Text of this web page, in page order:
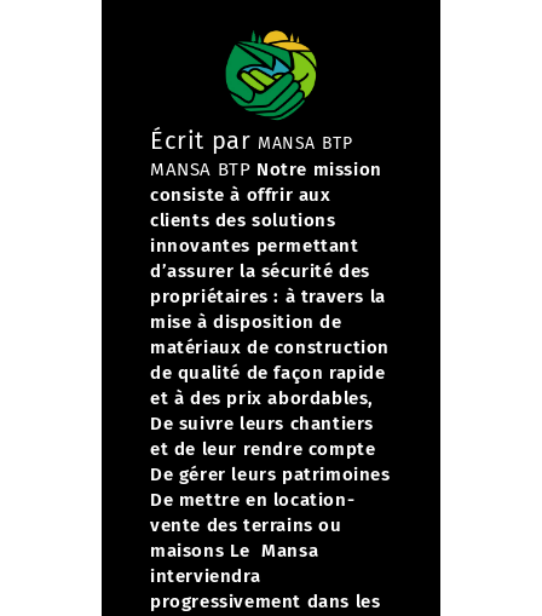
Écrit par MANSA BTP
MANSA BTP Notre mission
consiste à offrir aux
clients des solutions
innovantes permettant
d’assurer la sécurité des
propriétaires : à travers la
mise à disposition de
matériaux de construction
de qualité de façon rapide
et à des prix abordables,
De suivre leurs chantiers
et de leur rendre compte
De gérer leurs patrimoines
De mettre en location-
vente des terrains ou
maisons Le Mansa
interviendra
progressivement dans les